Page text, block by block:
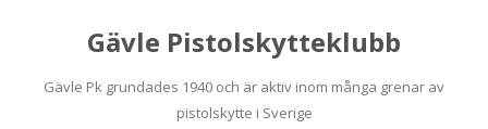
Gävle Pistolskytteklubb
Gävle Pk grundades 1940 och är aktiv inom många grenar av
pistolskytte i Sverige